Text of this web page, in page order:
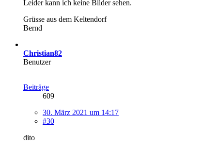
Leider kann ich keine Bilder sehen.
Grüsse aus dem Keltendorf
Bernd
Christian82
Benutzer
Beiträge
609
30. März 2021 um 14:17
#30
dito